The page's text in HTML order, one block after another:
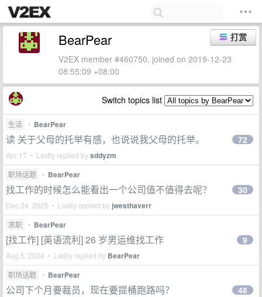
打赏
BearPear
V2EX member #460750, joined on 2019-12-23
08:55:09 +08:00
Switch topics list
生活 • BearPear
读 关于父母的托举有感，也说说我父母的托举。
Apr 17 • Lastly replied bysddyzm
72
职场话题 • BearPear
找工作的时候怎么能看出一个公司值不值得去呢？
Dec 24, 2025 • Lastly replied by jwesthaverr
30
求职 • BearPear
[找工作] [英语流利] 26 岁男运维找工作
Aug 5, 2024 • Lastly replied by BearPear
9
职场话题 • BearPear
公司下个月要裁员，现在要提桶跑路吗？ 48